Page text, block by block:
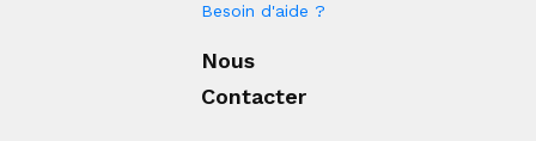
Besoin d'aide ?
Nous
Contacter